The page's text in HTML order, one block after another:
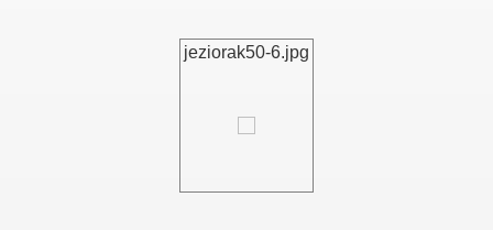
jeziorak50-6.jpg